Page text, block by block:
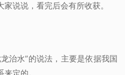
说说，看完后会有所收获。
治水”的说法，主要是依据我国